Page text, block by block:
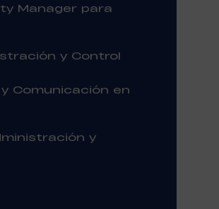
Manager para
y Control
Comunicación en
y